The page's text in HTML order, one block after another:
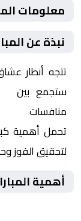
معلومات
نبذة عن
تتجه أنظار
ستجمع بين
منافسات
تحمل أهمية
لتحقيق الفوز
أهمية